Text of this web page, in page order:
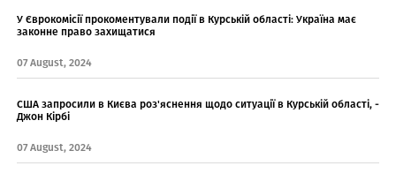
У Єврокомісії прокоментували події в Курській області: Україна має
законне право захищатися
07 August, 2024
США запросили в Києва роз'яснення щодо ситуації в Курській області, -
Джон Кірбі
07 August, 2024